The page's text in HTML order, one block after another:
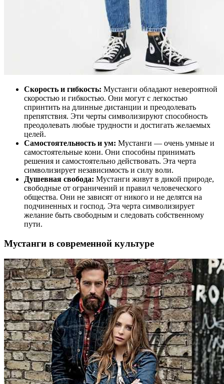
Скорость и гибкость: Мустанги обладают невероятной
скоростью и гибкостью. Они могут с легкостью
спринтить на длинные дистанции и преодолевать
препятствия. Эти черты символизируют способность
преодолевать любые трудности и достигать желаемых
целей.
Самостоятельность и ум: Мустанги — очень умные и
самостоятельные кони. Они способны принимать
решения и самостоятельно действовать. Эта черта
символизирует независимость и силу воли.
Душевная свобода: Мустанги живут в дикой природе,
свободные от ограничений и правил человеческого
общества. Они не зависят от никого и не делятся на
подчиненных и господ. Эта черта символизирует
желание быть свободным и следовать собственному
пути.
Мустанги в современной культуре